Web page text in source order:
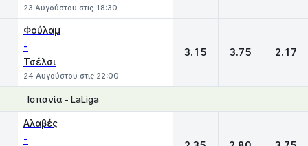
23 Αυγούστου στις 18:30
Φούλαμ
-
Τσέλσι
24 Αυγούστου στις 22:00
3.15 3.75 2.17
Ισπανία - LaLiga
Αλαβές
-